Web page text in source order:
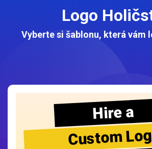
Logo
Vyberte si šablonu, která vám
Hire a
Custom